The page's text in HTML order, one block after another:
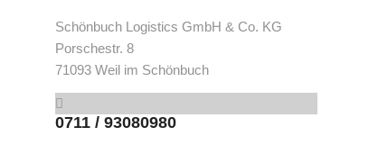
Schönbuch Logistics GmbH & Co. KG
Porschestr. 8
71093 Weil im Schönbuch
0711 / 93080980